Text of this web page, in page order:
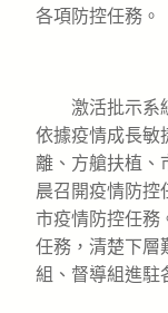
各項防控任務。
激活批示系統
依據疫情成長敏
離、方艙扶植、
晨召開疫情防控
市疫情防控任務
任務，清楚下層
組、督導組進駐